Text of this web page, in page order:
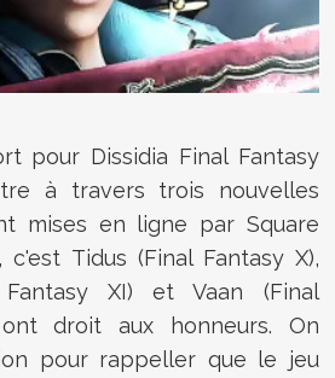
pour Dissidia Final Fantasy
à travers trois nouvelles
mises en ligne par Square
c'est Tidus (Final Fantasy X),
XI) et Vaan (Final
droit aux honneurs. On
pour rappeller que le jeu